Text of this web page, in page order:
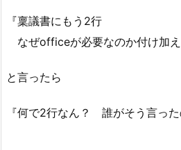
『稟議書にもう2行
なぜofficeが必要なのか付け加え
と言ったら
『何で2行なん？ 誰がそう言った